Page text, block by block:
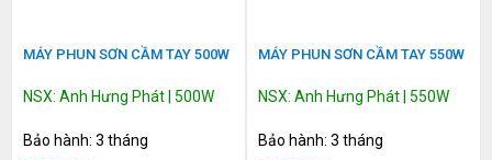
MÁY PHUN SƠN CẦM TAY 500W
NSX: Anh Hưng Phát | 500W
Bảo hành: 3 tháng
MÁY PHUN SƠN CẦM TAY 550W
NSX: Anh Hưng Phát | 550W
Bảo hành: 3 tháng